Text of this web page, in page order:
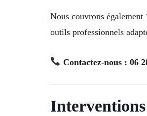
Nous couvrons également
outils professionnels
Contactez-nous : 06
Interventions